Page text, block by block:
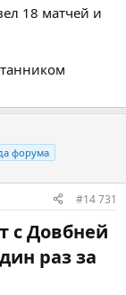
18 матчей и
форума
#14 731
с Довбней
раз за